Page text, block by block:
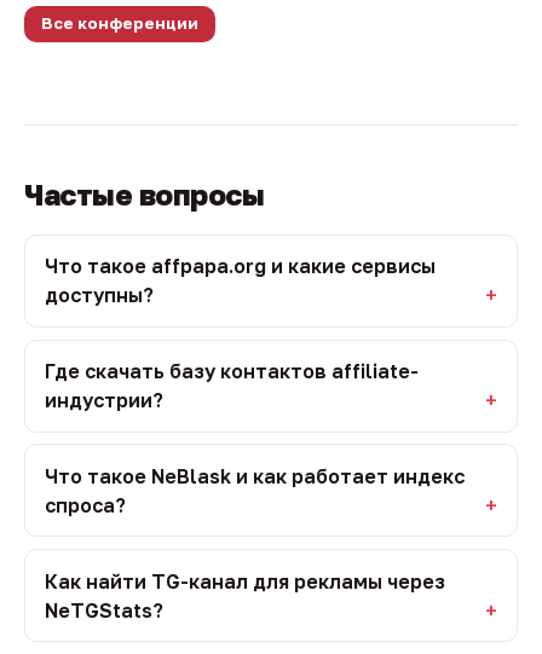
Все конференции
Частые вопросы
Что такое affpapa.org и какие сервисы
доступны?
Где скачать базу контактов affiliate-
индустрии?
Что такое NeBlask и как работает индекс
спроса?
Как найти TG-канал для рекламы через
NeTGStats?